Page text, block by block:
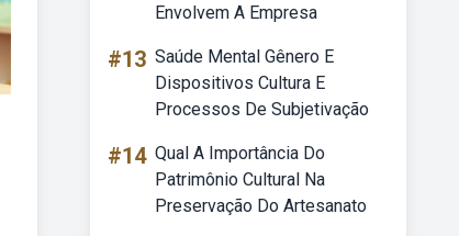
Envolvem A Empresa
#13 Saúde Mental Gênero E
Dispositivos Cultura E
Processos De Subjetivação
#14 Qual A Importância Do
Patrimônio Cultural Na
Preservação Do Artesanato